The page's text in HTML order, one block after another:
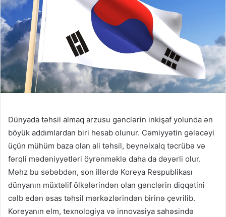
Dünyada təhsil almaq arzusu gənclərin inkişaf yolunda ən
böyük addımlardan biri hesab olunur. Cəmiyyətin gələcəyi
üçün mühüm baza olan ali təhsil, beynəlxalq təcrübə və
fərqli mədəniyyətləri öyrənməklə daha da dəyərli olur.
Məhz bu səbəbdən, son illərdə Koreya Respublikası
dünyanın müxtəlif ölkələrindən olan gənclərin diqqətini
cəlb edən əsas təhsil mərkəzlərindən birinə çevrilib.
Koreyanın elm, texnologiya və innovasiya sahəsində